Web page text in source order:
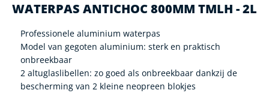
WATERPAS ANTICHOC 800MM TMLH - 2L
Professionele aluminium waterpas
Model van gegoten aluminium: sterk en praktisch
onbreekbaar
2 altuglaslibellen: zo goed als onbreekbaar dankzij de
bescherming van 2 kleine neopreen blokjes